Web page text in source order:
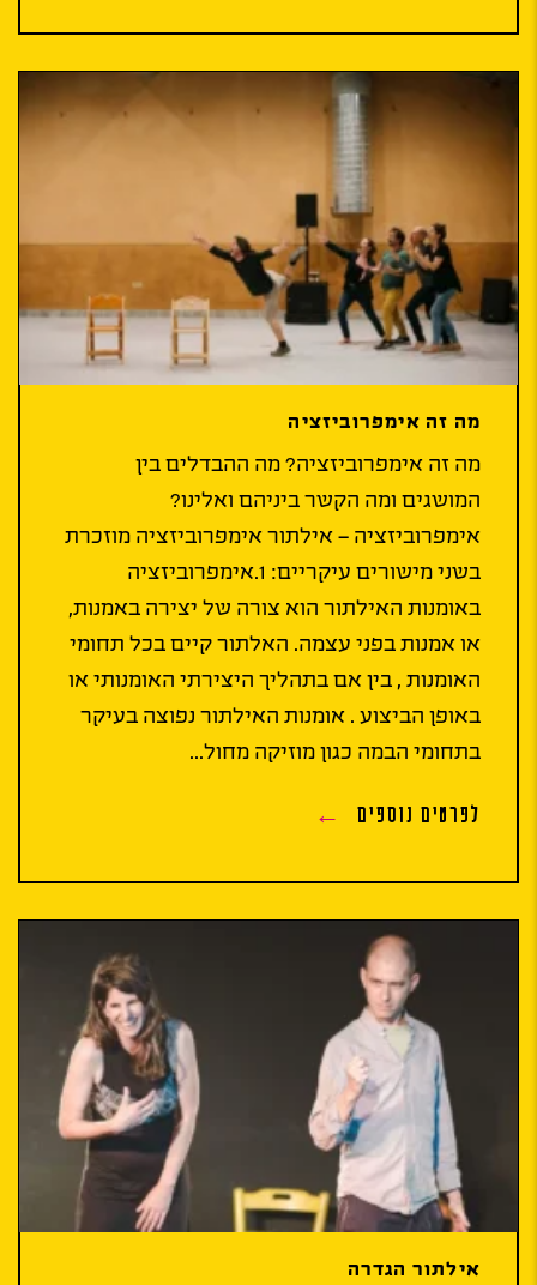
מה זה אימפרוביזציה
מה זה אימפרוביזציה? מה ההבדלים בין
המושגים ומה הקשר ביניהם ואלינו?
אימפרוביזציה – אילתור אימפרוביזציה מוזכרת
בשני מישורים עיקריים: 1.אימפרוביזציה
באומנות האילתור הוא צורה של יצירה באמנות,
או אמנות בפני עצמה. האלתור קיים בכל תחומי
האומנות , בין אם בתהליך היצירתי האומנותי או
באופן הביצוע . אומנות האילתור נפוצה בעיקר
בתחומי הבמה כגון מוזיקה מחול...
לפרטים נוספים
אילתור הגדרה